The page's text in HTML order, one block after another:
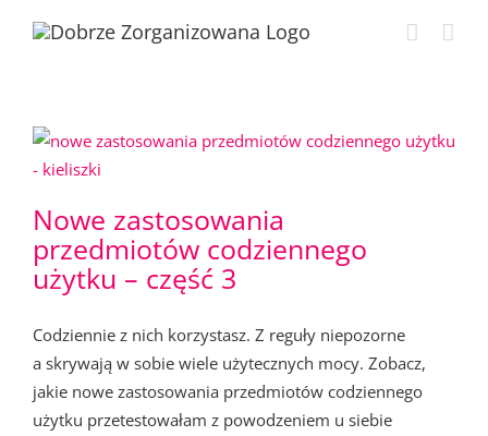
Nowe zastosowania
przedmiotów codziennego
użytku – część 3
Codziennie z nich korzystasz. Z reguły niepozorne
a skrywają w sobie wiele użytecznych mocy. Zobacz,
jakie nowe zastosowania przedmiotów codziennego
użytku przetestowałam z powodzeniem u siebie